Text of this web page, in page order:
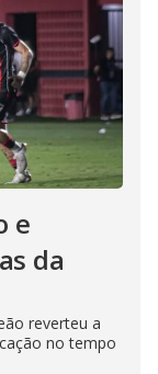
e
da
reverteu a
no tempo